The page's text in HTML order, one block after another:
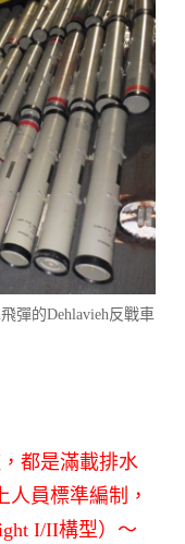
彈的Dehlavieh反戰車
都是滿載排水
人員標準編制，
I/II構型）～